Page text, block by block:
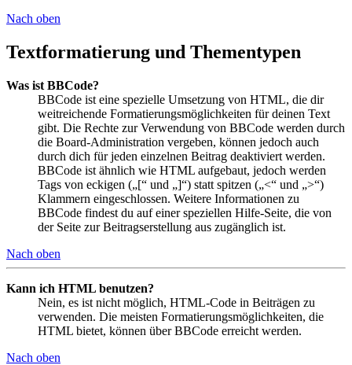
Nach oben
Textformatierung und Thementypen
Was ist BBCode?
BBCode ist eine spezielle Umsetzung von HTML, die dir
weitreichende Formatierungsmöglichkeiten für deinen Text
gibt. Die Rechte zur Verwendung von BBCode werden durch
die Board-Administration vergeben, können jedoch auch
durch dich für jeden einzelnen Beitrag deaktiviert werden.
BBCode ist ähnlich wie HTML aufgebaut, jedoch werden
Tags von eckigen („[“ und „]“) statt spitzen („<“ und „>“)
Klammern eingeschlossen. Weitere Informationen zu
BBCode findest du auf einer speziellen Hilfe-Seite, die von
der Seite zur Beitragserstellung aus zugänglich ist.
Nach oben
Kann ich HTML benutzen?
Nein, es ist nicht möglich, HTML-Code in Beiträgen zu
verwenden. Die meisten Formatierungsmöglichkeiten, die
HTML bietet, können über BBCode erreicht werden.
Nach oben